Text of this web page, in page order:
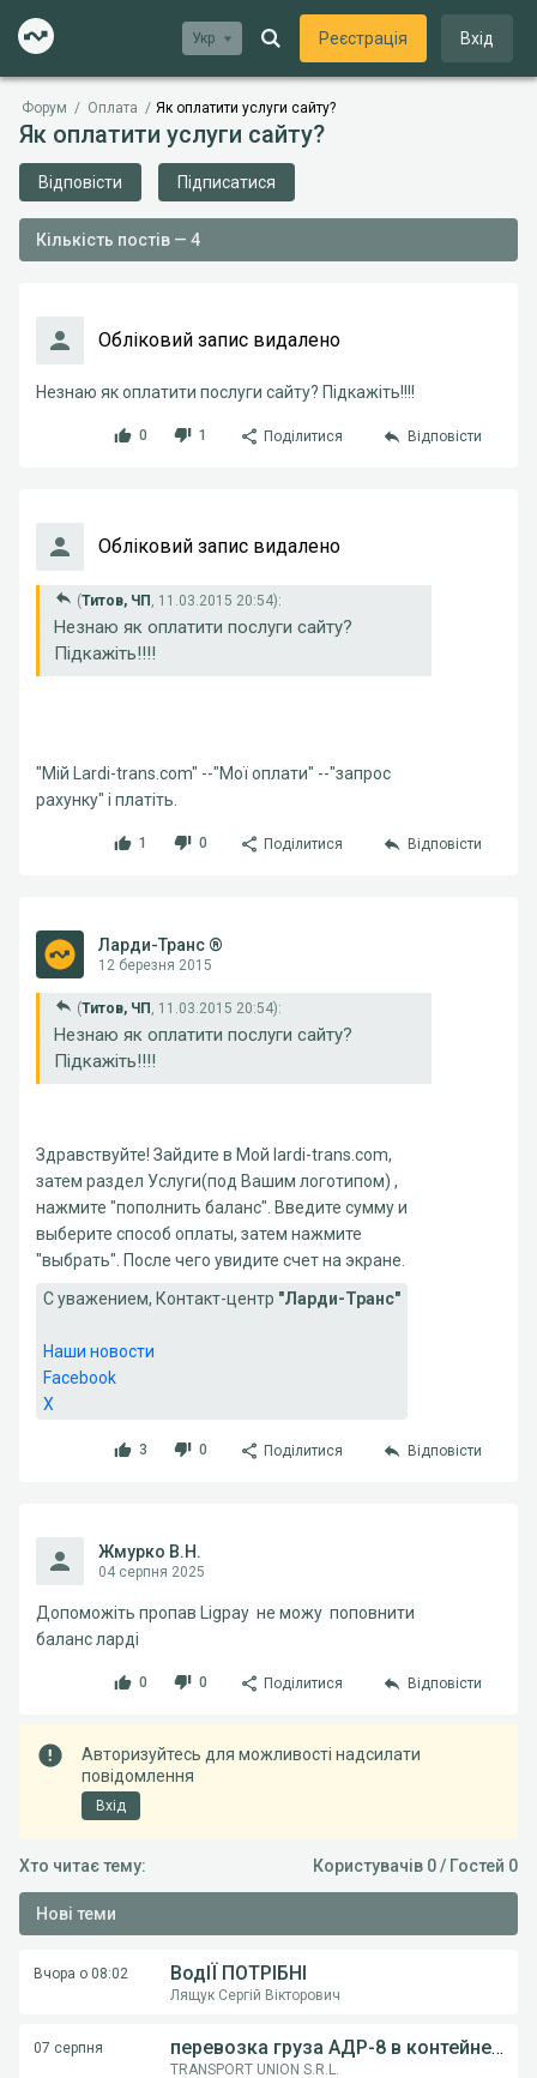
Укр Реєстрація Вхід
Форум / Оплата / Як оплатити услуги сайту?
Як оплатити услуги сайту?
Відповісти Підписатися
Кількість постів — 4
Обліковий запис видалено
Незнаю як оплатити послуги сайту? Підкажіть!!!!
0 1 Поділитися Відповісти
Обліковий запис видалено
(Титов, ЧП , 11.03.2015 20:54):
Незнаю як оплатити послуги сайту?
Підкажіть!!!!
"Мій Lardi-trans.com" --"Мої оплати" --"запрос
рахунку" і платіть.
1 0 Поділитися Відповісти
Ларди-Транс ®
12 березня 2015
(Титов, ЧП , 11.03.2015 20:54):
Незнаю як оплатити послуги сайту?
Підкажіть!!!!
Здравствуйте! Зайдите в Мой lardi-trans.com,
затем раздел Услуги(под Вашим логотипом) ,
нажмите "пополнить баланс". Введите сумму и
выберите способ оплаты, затем нажмите
"выбрать". После чего увидите счет на экране.
С уважением, Контакт-центр "Ларди-Транс"
Наши новости
Facebook
X
3 0 Поділитися Відповісти
Жмурко В.Н.
04 серпня 2025
Допоможіть пропав Ligpay не можу поповнити
баланс ларді
0 0 Поділитися Відповісти
Авторизуйтесь для можливості надсилати
повідомлення
Вхід
Хто читає тему: Користувачів 0 / Гостей 0
Нові теми
Вчора о 08:02 ВодІЇ ПОТРІБНІ
Лящук Сергій Вікторович
07 серпня перевозка груза АДР-8 в контейнерах из Румынии в Украину
TRANSPORT UNION S.R.L.